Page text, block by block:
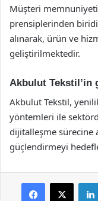
Müşteri
prensiplerinden
alınarak, ürün ve
geliştirilmektedir.
Akbulut Tekstil’in
Akbulut Tekstil,
yöntemleri ile
dijitalleşme sürecine
güçlendirmeyi
Facebook
X